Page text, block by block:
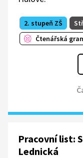
2. stupeň ZŠ
Čtenářská
Pracovní list:
Lednická